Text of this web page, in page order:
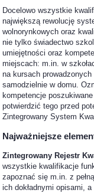
Docelowo wszystkie
największą rewolucję
wolnorynkowych oraz
nie tylko świadectwo
umiejętności oraz
miejscach: m.in. w
na kursach
samodzielnie w domu.
kompetencje
potwierdzić tego przed
Zintegrowany System
Najważniejsze
Zintegrowany Rejestr
wszystkie kwalifikacje
zapoznać się m.in. z
ich dokładnymi opisami,